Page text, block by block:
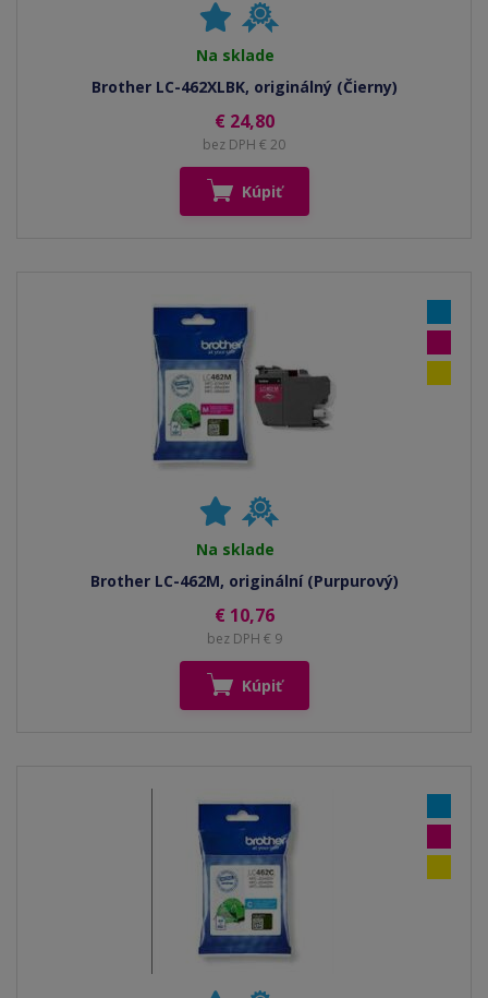
Na sklade
Brother LC-462XLBK, originálný (Čierny)
€ 24,80
bez DPH € 20
Kúpiť
Na sklade
Brother LC-462M, originální (Purpurový)
€ 10,76
bez DPH € 9
Kúpiť